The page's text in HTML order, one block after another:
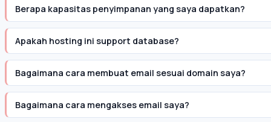
Berapa kapasitas penyimpanan yang saya dapatkan?
Apakah hosting ini support database?
Bagaimana cara membuat email sesuai domain saya?
Bagaimana cara mengakses email saya?